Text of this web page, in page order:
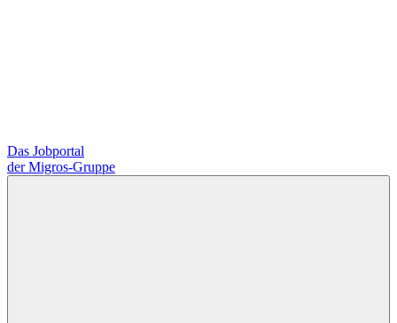
Das Jobportal
der Migros-Gruppe